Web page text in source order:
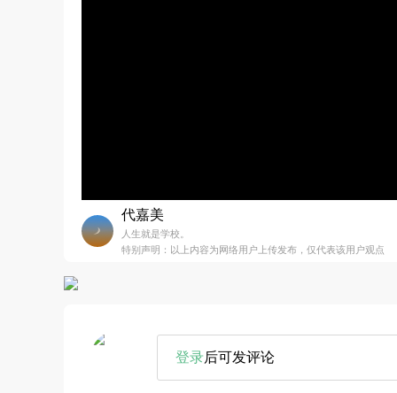
代嘉美
人生就是学校。
特别声明：以上内容为网络用户上传发布，仅代表该用户观点
登录后可发评论